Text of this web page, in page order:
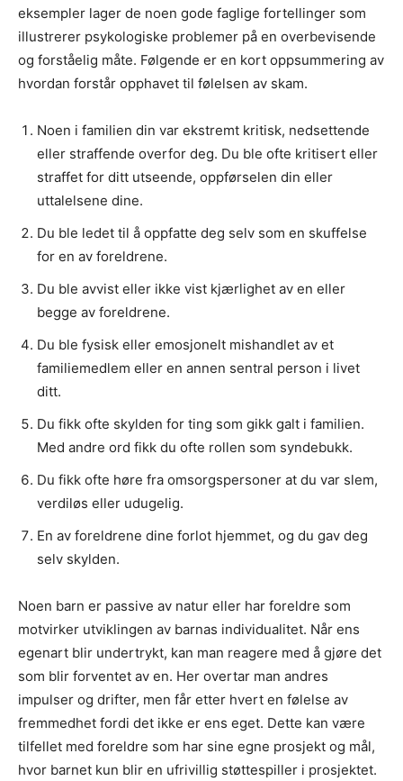
eksempler lager de noen gode faglige fortellinger som
illustrerer psykologiske problemer på en overbevisende
og forståelig måte. Følgende er en kort oppsummering av
hvordan forstår opphavet til følelsen av skam.
Noen i familien din var ekstremt kritisk, nedsettende
eller straffende overfor deg. Du ble ofte kritisert eller
straffet for ditt utseende, oppførselen din eller
uttalelsene dine.
Du ble ledet til å oppfatte deg selv som en skuffelse
for en av foreldrene.
Du ble avvist eller ikke vist kjærlighet av en eller
begge av foreldrene.
Du ble fysisk eller emosjonelt mishandlet av et
familiemedlem eller en annen sentral person i livet
ditt.
Du fikk ofte skylden for ting som gikk galt i familien.
Med andre ord fikk du ofte rollen som syndebukk.
Du fikk ofte høre fra omsorgspersoner at du var slem,
verdiløs eller udugelig.
En av foreldrene dine forlot hjemmet, og du gav deg
selv skylden.
Noen barn er passive av natur eller har foreldre som
motvirker utviklingen av barnas individualitet. Når ens
egenart blir undertrykt, kan man reagere med å gjøre det
som blir forventet av en. Her overtar man andres
impulser og drifter, men får etter hvert en følelse av
fremmedhet fordi det ikke er ens eget. Dette kan være
tilfellet med foreldre som har sine egne prosjekt og mål,
hvor barnet kun blir en ufrivillig støttespiller i prosjektet.